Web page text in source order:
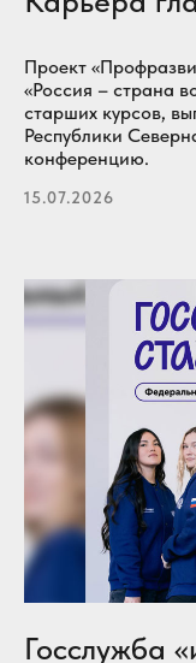
Проект
«Россия – страна
старших курсов,
Республики
конференцию.
15.07.2026
Госслужба